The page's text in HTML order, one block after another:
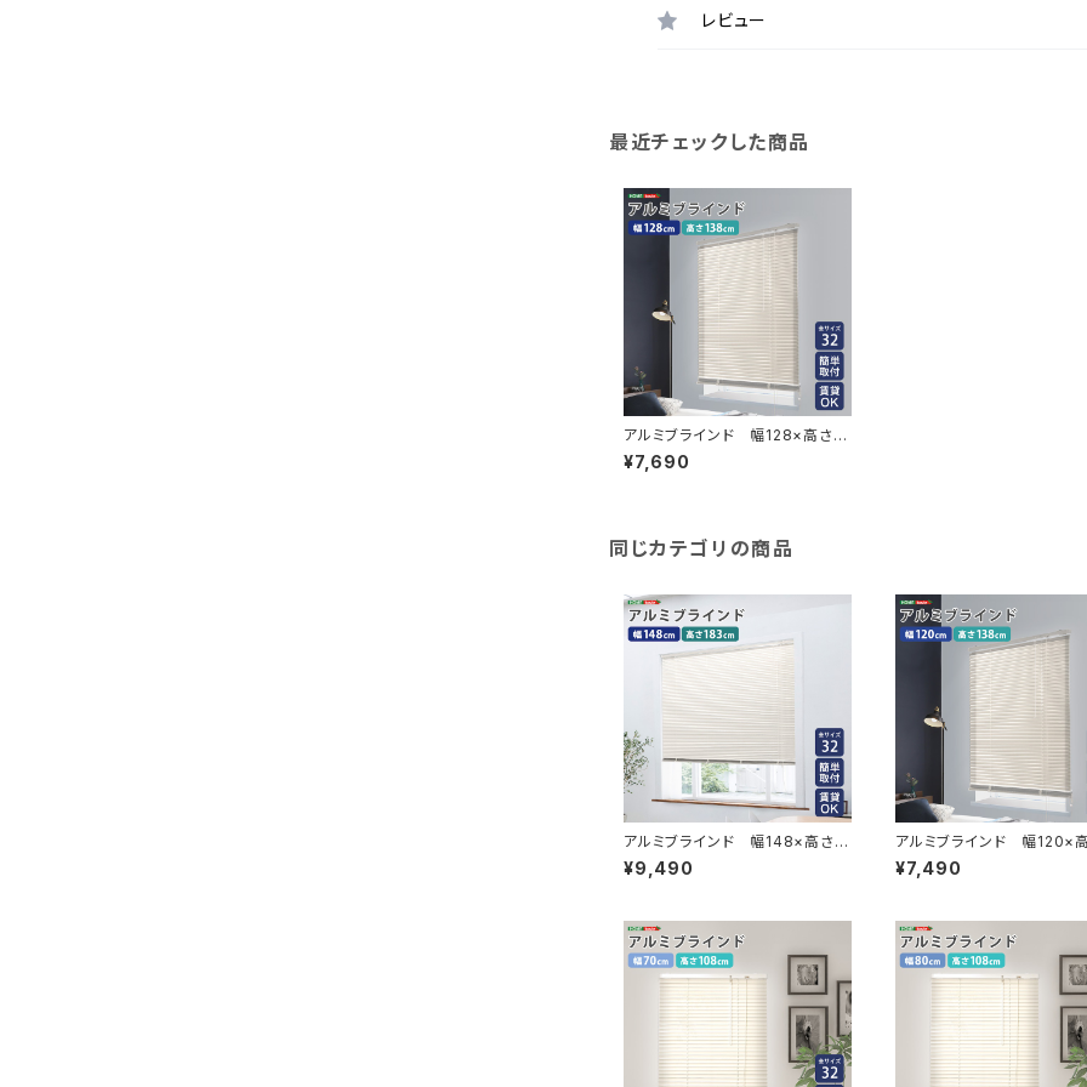
レビュー
最近チェックした商品
アルミブラインド 幅128×高さ13
8cm SH-29-TAB128-138
¥7,690
同じカテゴリの商品
アルミブラインド 幅148×高さ1
83cm SH-29-TAB148-183
¥9,490
アルミブラインド 幅120×
8cm SH-29-TAB120-
¥7,490